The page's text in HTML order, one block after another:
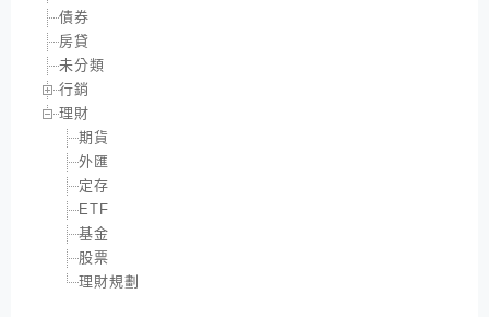
債券
房貸
未分類
行銷
理財
期貨
外匯
定存
ETF
基金
股票
理財規劃